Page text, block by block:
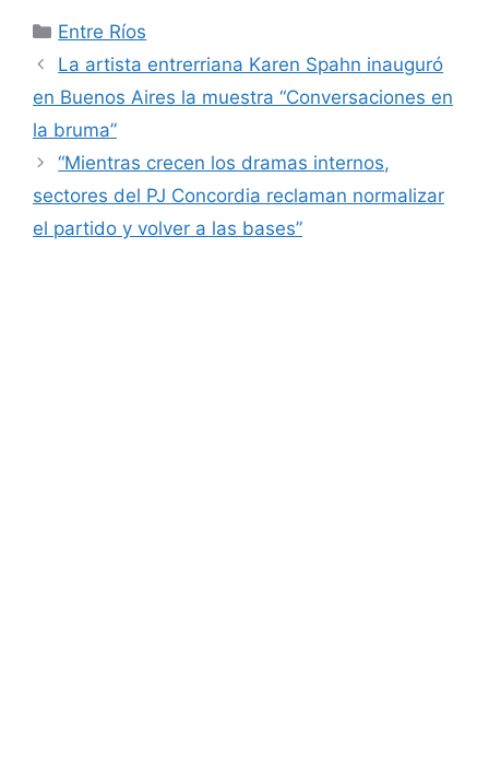
Categorías
Entre Ríos
La artista entrerriana Karen Spahn inauguró
en Buenos Aires la muestra “Conversaciones en
la bruma”
“Mientras crecen los dramas internos,
sectores del PJ Concordia reclaman normalizar
el partido y volver a las bases”